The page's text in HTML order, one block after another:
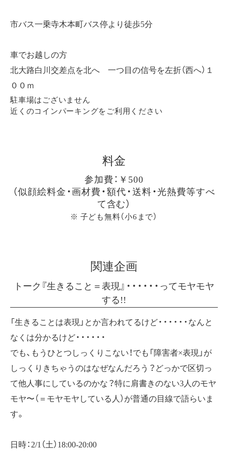
市バス一乗寺木本町バス停より徒歩5分
車でお越しの方
北大路白川交差点を北へ 一つ目の信号を左折（西へ）１
００ｍ
駐車場はございません
近くのコインパーキングをご利用ください
料金
参加費：￥500
（似顔絵料金・画材費・額代・送料・光熱費等すべ
て含む）
※ 子ども無料（小6まで）
関連企画
トーク『生きること＝表現』・・・・・・ってモヤモヤ
する!!
「生きることは表現」とか言われてるけど・・・・・・なんと
なくは分かるけど・・・・・・
でも、もうひとつしっくりこない！でも「障害者×表現」が
しっくりきちゃうのはなぜなんだろう？どっかで区切っ
て他人事にしているのかな？特に肩書きのない3人のモヤ
モヤ〜（＝モヤモヤしている人）が普通の目線で語らいま
す。
日時：2/1（土）18:00-20:00